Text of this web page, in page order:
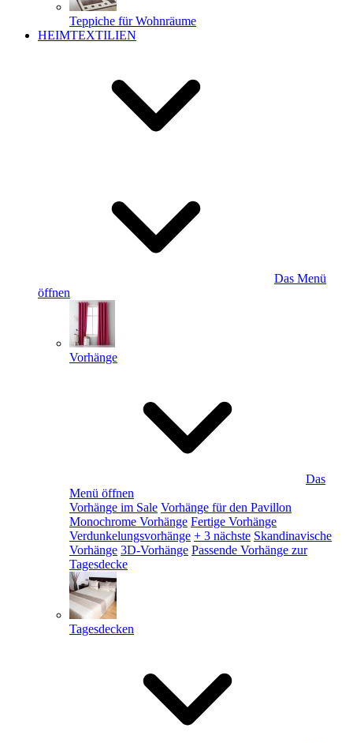
Teppiche für Wohnräume
HEIMTEXTILIEN
Das Menü
öffnen
Vorhänge
Das
Menü öffnen
Vorhänge im Sale Vorhänge für den Pavillon
Monochrome Vorhänge Fertige Vorhänge
Verdunkelungsvorhänge + 3 nächste Skandinavische
Vorhänge 3D-Vorhänge Passende Vorhänge zur
Tagesdecke
Tagesdecken